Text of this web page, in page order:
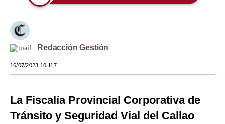
Viajes
Moda
Estilos
Mundo
Redacción Gestión
16/07/2023 10H17
La Fiscalía Provincial Corporativa de
Tránsito y Seguridad Vial del Callao